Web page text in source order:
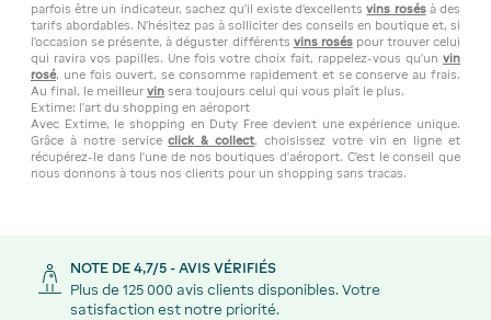
parfois être un indicateur, sachez qu'il existe d'excellentsvins rosésà des
tarifs abordables. N'hésitez pas à solliciter des conseils en boutique et, si
l'occasion se présente, à déguster différents vins roséspour trouver celui
qui ravira vos papilles. Une fois votre choix fait, rappelez-vous qu'un vin
rosé, une fois ouvert, se consomme rapidement et se conserve au frais.
Au final, le meilleur vin sera toujours celui qui vous plaît le plus.
Extime: l'art du shopping en aéroport
Avec Extime, le shopping en Duty Free devient une expérience unique.
Grâce à notre serviceclick & collect, choisissez votre vin en ligne et
récupérez-le dans l'une de nos boutiques d'aéroport. C'est le conseil que
nous donnons à tous nos clients pour un shopping sans tracas.
NOTE DE 4,7/5 - AVIS VÉRIFIÉS
Plus de 125 000 avis clients disponibles. Votre
satisfaction est notre priorité.